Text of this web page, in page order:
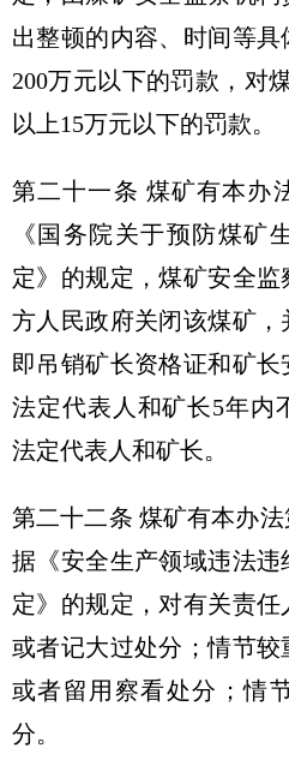
出整顿的内容、时间等具
200万元以下的罚款，对
以上15万元以下的罚款。
第二十一条 煤矿有本办
《国务院关于预防煤矿
定》的规定，煤矿安全
方人民政府关闭该煤矿
即吊销矿长资格证和矿
法定代表人和矿长5年内
法定代表人和矿长。
第二十二条 煤矿有本办
据《安全生产领域违法
定》的规定，对有关责
或者记大过处分；情节
或者留用察看处分；情
分。